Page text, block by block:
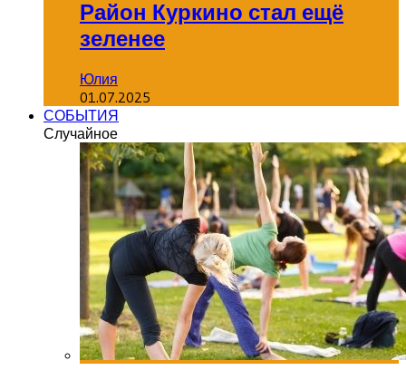
Район Куркино стал ещё
зеленее
Юлия
01.07.2025
СОБЫТИЯ
Случайное